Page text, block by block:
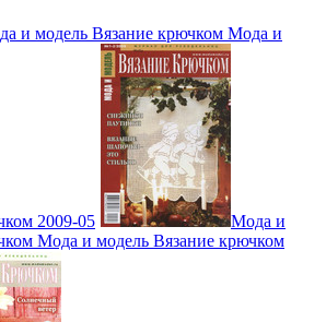
и модель Вязание крючком Мода и
2009-05
Мода и
Мода и модель Вязание крючком